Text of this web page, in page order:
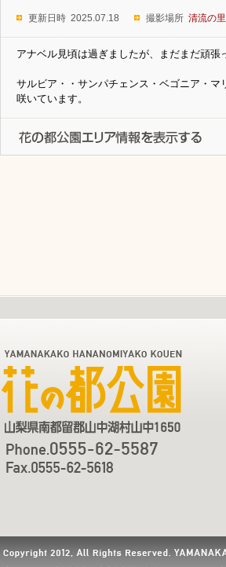
更新日時 2025.07.18 撮影場所 清流の里
アナベル見頃は過ぎましたが、まだまだ頑張
サルビア・・サンパチェンス・ベゴニア・マ
咲いています。